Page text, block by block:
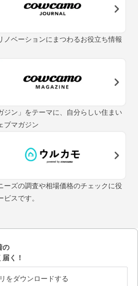
ノベーションにまつわるお役立ち情報
ジン」をテーマに、自分らしい住まい
ブマガジン
ーズの調査や相場価格のチェックに役
スです。
の
く！
をダウンロードする